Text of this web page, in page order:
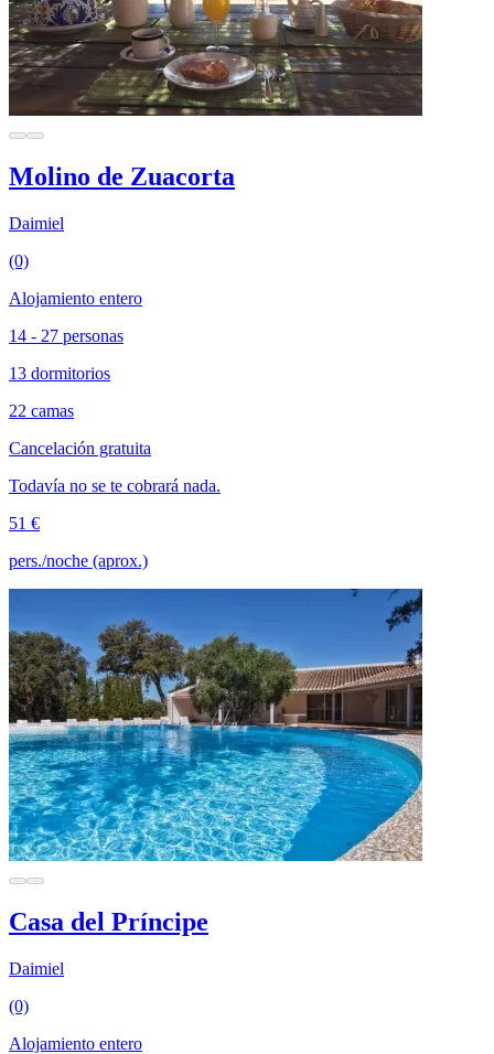
Molino de Zuacorta
Daimiel
(0)
Alojamiento entero
14 - 27 personas
13 dormitorios
22 camas
Cancelación gratuita
Todavía no se te cobrará nada.
51 €
pers./noche (aprox.)
Casa del Príncipe
Daimiel
(0)
Alojamiento entero